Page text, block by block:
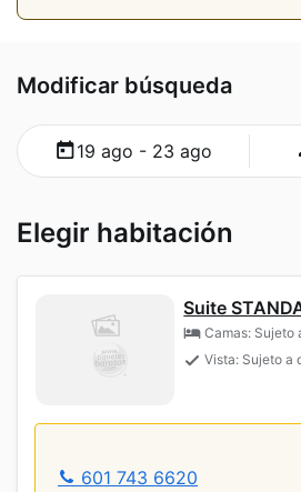
Modificar búsqueda
19 ago - 23 ago
Elegir habitación
Suite
Camas: Sujeto
Vista: Sujeto a
601 743 6620